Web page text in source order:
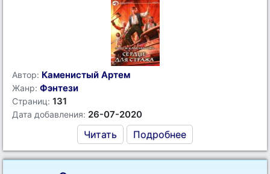
Автор: Каменистый Артем
Жанр: Фэнтези
Страниц: 131
Дата добавления: 26-07-2020
Читать Подробнее